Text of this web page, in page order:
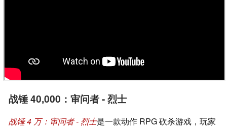
战锤 40,000：审问者 - 烈士
战锤 4 万：审问者 - 烈士是一款动作 RPG 砍杀游戏，玩家